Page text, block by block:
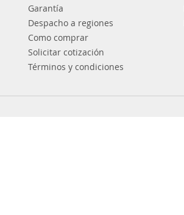
Garantía
Despacho a regiones
Como comprar
Solicitar cotización
Términos y condiciones